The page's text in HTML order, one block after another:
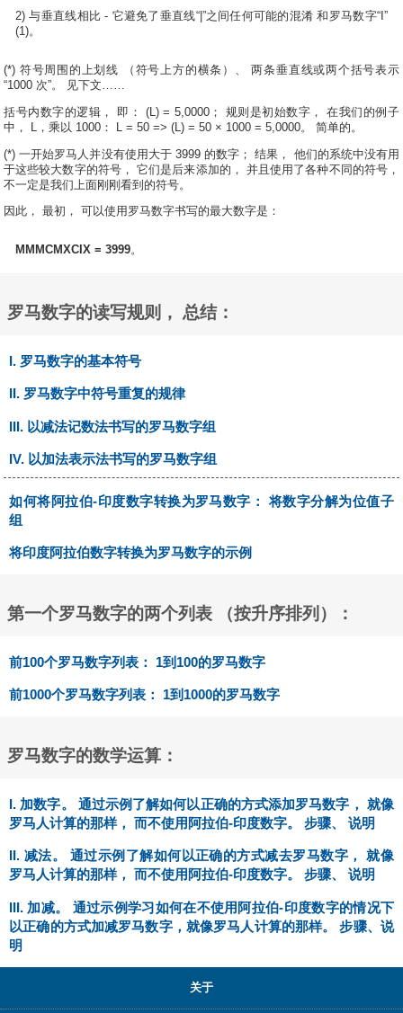
2) 与垂直线相比 - 它避免了垂直线“|”之间任何可能的混淆 和罗马数字“I”
(1)。
(*) 符号周围的上划线 （符号上方的横条）、 两条垂直线或两个括号表示
“1000 次”。 见下文……
括号内数字的逻辑， 即： (L) = 5,0000； 规则是初始数字， 在我们的例子
中， L，乘以 1000： L = 50 => (L) = 50 × 1000 = 5,0000。 简单的。
(*) 一开始罗马人并没有使用大于 3999 的数字； 结果， 他们的系统中没有用
于这些较大数字的符号， 它们是后来添加的， 并且使用了各种不同的符号，
不一定是我们上面刚刚看到的符号。
因此， 最初， 可以使用罗马数字书写的最大数字是：
MMMCMXCIX = 3999。
罗马数字的读写规则， 总结：
I. 罗马数字的基本符号
II. 罗马数字中符号重复的规律
III. 以减法记数法书写的罗马数字组
IV. 以加法表示法书写的罗马数字组
如何将阿拉伯-印度数字转换为罗马数字： 将数字分解为位值子
组
将印度阿拉伯数字转换为罗马数字的示例
第一个罗马数字的两个列表 （按升序排列）：
前100个罗马数字列表： 1到100的罗马数字
前1000个罗马数字列表： 1到1000的罗马数字
罗马数字的数学运算：
I. 加数字。 通过示例了解如何以正确的方式添加罗马数字， 就像
罗马人计算的那样， 而不使用阿拉伯-印度数字。 步骤、 说明
II. 减法。 通过示例了解如何以正确的方式减去罗马数字， 就像
罗马人计算的那样， 而不使用阿拉伯-印度数字。 步骤、 说明
III. 加减。 通过示例学习如何在不使用阿拉伯-印度数字的情况下
以正确的方式加减罗马数字，就像罗马人计算的那样。 步骤、说
明
关于